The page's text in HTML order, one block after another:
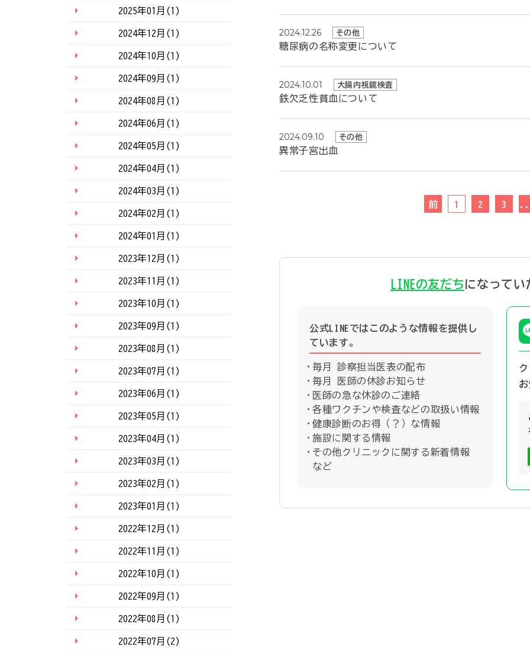
2024.12.26 その他
糖尿病の名称変更について
2024.10.01 大腸内視鏡検査
鉄欠乏性貧血について
2024.09.10 その他
異常子宮出血
1 2 3
LINEの友だち になってい
公式LINEではこのような情報を提供し
ています。
毎月 診察担当医表の配布
毎月 医師の休診お知らせ
医師の急な休診のご連絡
各種ワクチンや検査などの取扱い情報
健康診断のお得（？）な情報
施設に関する情報
その他クリニックに関する新着情報
など
2025年01月(1)
2024年12月(1)
2024年10月(1)
2024年09月(1)
2024年08月(1)
2024年06月(1)
2024年05月(1)
2024年04月(1)
2024年03月(1)
2024年02月(1)
2024年01月(1)
2023年12月(1)
2023年11月(1)
2023年10月(1)
2023年09月(1)
2023年08月(1)
2023年07月(1)
2023年06月(1)
2023年05月(1)
2023年04月(1)
2023年03月(1)
2023年02月(1)
2023年01月(1)
2022年12月(1)
2022年11月(1)
2022年10月(1)
2022年09月(1)
2022年08月(1)
2022年07月(2)